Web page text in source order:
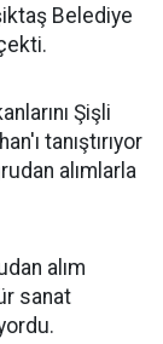
Belediye
Şişli
tanıştırıyor
alımlarla
alım
sanat